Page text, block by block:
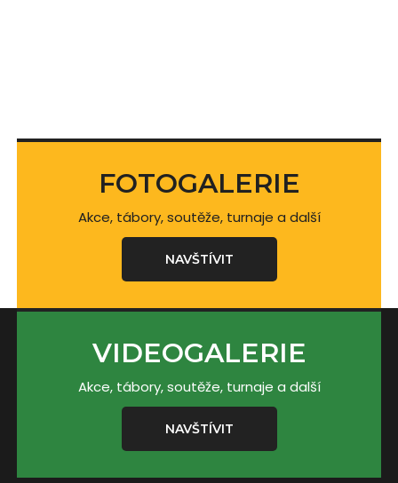
FOTOGALERIE
Akce, tábory, soutěže, turnaje a další
NAVŠTÍVIT
VIDEOGALERIE
Akce, tábory, soutěže, turnaje a další
NAVŠTÍVIT